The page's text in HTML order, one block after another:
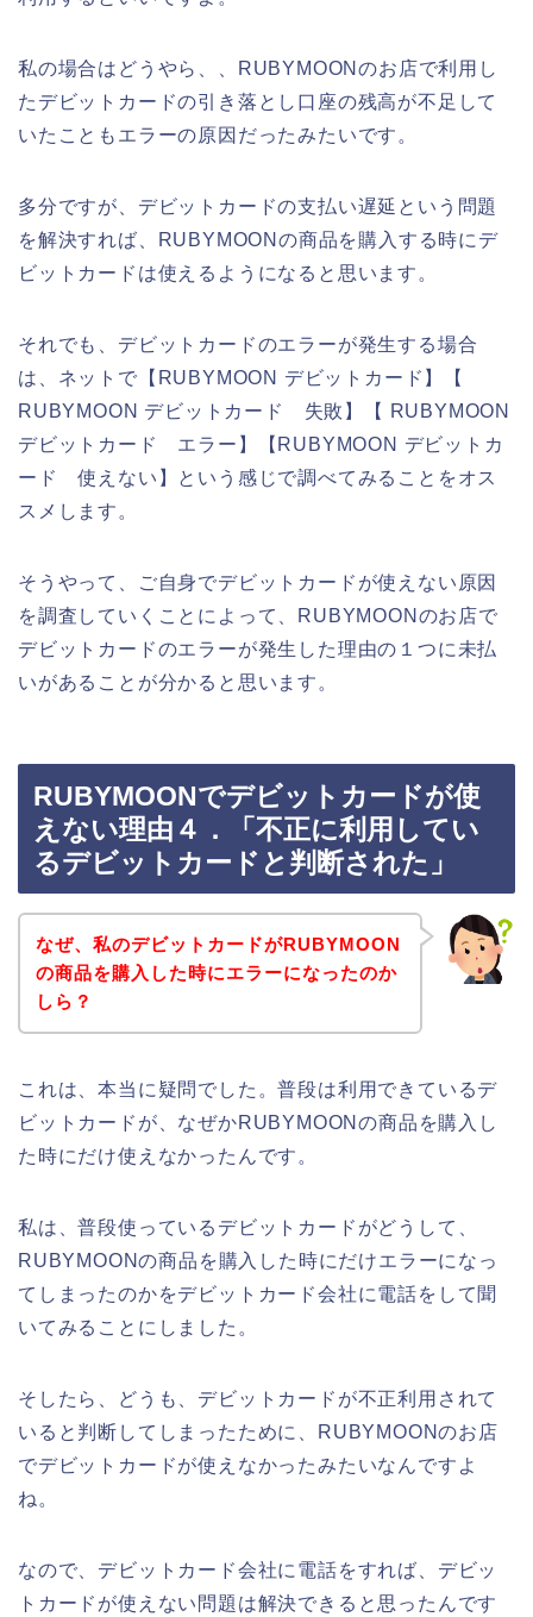
私の場合はどうやら、、RUBYMOONのお店で利用し
たデビットカードの引き落とし口座の残高が不足して
いたこともエラーの原因だったみたいです。
多分ですが、デビットカードの支払い遅延という問題
を解決すれば、RUBYMOONの商品を購入する時にデ
ビットカードは使えるようになると思います。
それでも、デビットカードのエラーが発生する場合
は、ネットで【RUBYMOON デビットカード】【
RUBYMOON デビットカード 失敗】【 RUBYMOON
デビットカード エラー】【RUBYMOON デビットカ
ード 使えない】という感じで調べてみることをオス
スメします。
そうやって、ご自身でデビットカードが使えない原因
を調査していくことによって、RUBYMOONのお店で
デビットカードのエラーが発生した理由の１つに未払
いがあることが分かると思います。
RUBYMOONでデビットカードが使
えない理由４．「不正に利用してい
るデビットカードと判断された」
なぜ、私のデビットカードがRUBYMOON
の商品を購入した時にエラーになったのか
しら？
これは、本当に疑問でした。普段は利用できているデ
ビットカードが、なぜかRUBYMOONの商品を購入し
た時にだけ使えなかったんです。
私は、普段使っているデビットカードがどうして、
RUBYMOONの商品を購入した時にだけエラーになっ
てしまったのかをデビットカード会社に電話をして聞
いてみることにしました。
そしたら、どうも、デビットカードが不正利用されて
いると判断してしまったために、RUBYMOONのお店
でデビットカードが使えなかったみたいなんですよ
ね。
なので、デビットカード会社に電話をすれば、デビッ
トカードが使えない問題は解決できると思ったんです